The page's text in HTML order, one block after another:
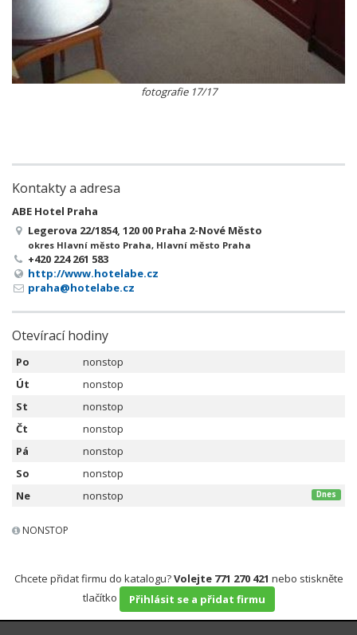
fotografie 17/17
Kontakty a adresa
ABE Hotel Praha
Legerova 22/1854, 120 00 Praha 2-Nové Město
okres Hlavní město Praha, Hlavní město Praha
+420 224 261 583
http://www.hotelabe.cz
praha@hotelabe.cz
Otevírací hodiny
Po
nonstop
Út
nonstop
St
nonstop
Čt
nonstop
Pá
nonstop
So
nonstop
Ne
nonstop Dnes
NONSTOP
Chcete přidat firmu do katalogu?Volejte 771 270 421 nebo stiskněte
tlačítko
Přihlásit se a přidat firmu